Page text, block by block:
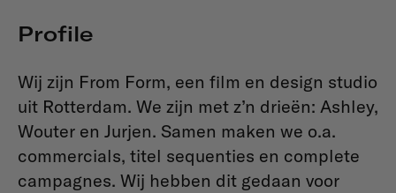
Profile
Wij zijn From Form, een film en design studio
uit Rotterdam. We zijn met z’n drieën: Ashley,
Wouter en Jurjen. Samen maken we o.a.
commercials, titel sequenties en complete
campagnes. Wij hebben dit gedaan voor